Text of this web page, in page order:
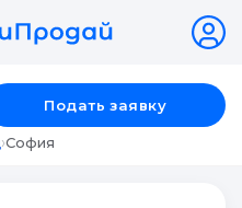
Подать заявку
›София